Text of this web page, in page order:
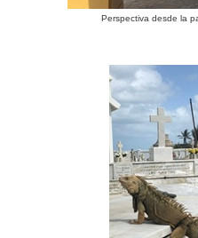
Perspectiva desde la